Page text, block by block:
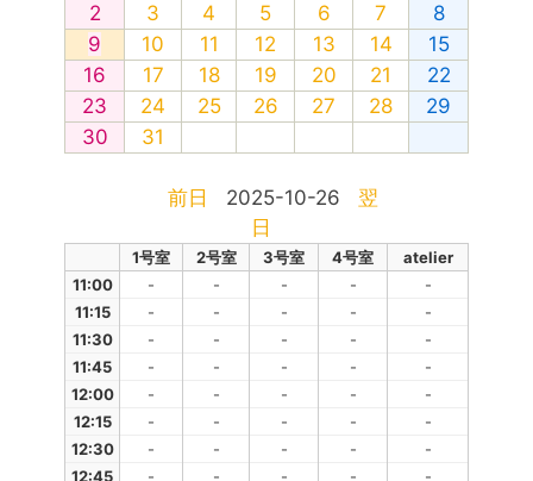
2
3 4 5 6 7
8
9
10 11 12 13 14
15
16
17 18 19 20 21
22
23
24 25 26 27 28
29
30
31
前日 2025-10-26
翌
日
1号室 2号室 3号室 4号室
atelier
11:00
- - - -
-
11:15
- - - -
-
11:30
- - - -
-
11:45
- - - -
-
12:00
- - - -
-
12:15
- - - -
-
12:30
- - - -
-
12:45
- - - -
-